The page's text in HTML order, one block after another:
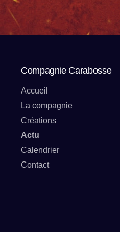
Compagnie Carabosse
Accueil
La compagnie
Créations
Actu
Calendrier
Contact